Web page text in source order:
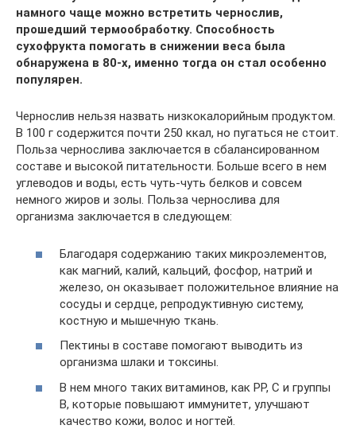
намного чаще можно встретить чернослив,
прошедший термообработку. Способность
сухофрукта помогать в снижении веса была
обнаружена в 80-х, именно тогда он стал особенно
популярен.
Чернослив нельзя назвать низкокалорийным продуктом.
В 100 г содержится почти 250 ккал, но пугаться не стоит.
Польза чернослива заключается в сбалансированном
составе и высокой питательности. Больше всего в нем
углеводов и воды, есть чуть-чуть белков и совсем
немного жиров и золы. Польза чернослива для
организма заключается в следующем:
Благодаря содержанию таких микроэлементов,
как магний, калий, кальций, фосфор, натрий и
железо, он оказывает положительное влияние на
сосуды и сердце, репродуктивную систему,
костную и мышечную ткань.
Пектины в составе помогают выводить из
организма шлаки и токсины.
В нем много таких витаминов, как РР, С и группы
В, которые повышают иммунитет, улучшают
качество кожи, волос и ногтей.